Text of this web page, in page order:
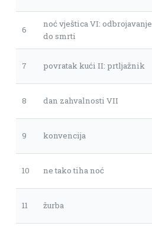
6
noć vještica VI: odbrojavanje
do smrti
7 povratak kući II: prtljažnik
8 dan zahvalnosti VII
9 konvencija
10 ne tako tiha noć
11 žurba